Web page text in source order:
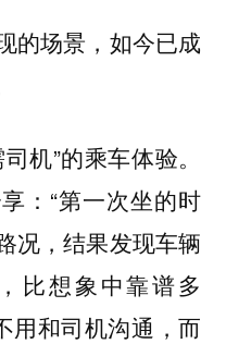
的场景，如今已成
机”的乘车体验。
：“第一次坐的时
况，结果发现车辆
比想象中靠谱多
用和司机沟通，而